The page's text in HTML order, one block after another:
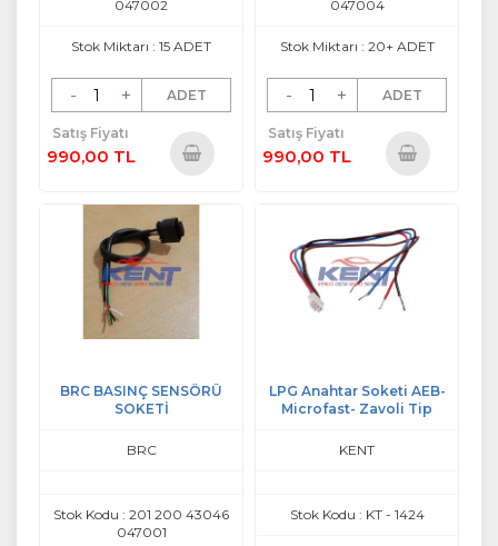
047002
Stok Miktarı : 15 ADET
- + ADET
Satış Fiyatı
990,00 TL
Ekle
047004
Stok Miktarı : 20+ ADET
- + ADET
Satış Fiyatı
990,00 TL
BRC BASINÇ SENSÖRÜ
SOKETİ
BRC
Stok Kodu : 201 200 43046
047001
LPG Anahtar Soketi AEB-
Microfast- Zavoli Tip
KENT
Stok Kodu : KT - 1424